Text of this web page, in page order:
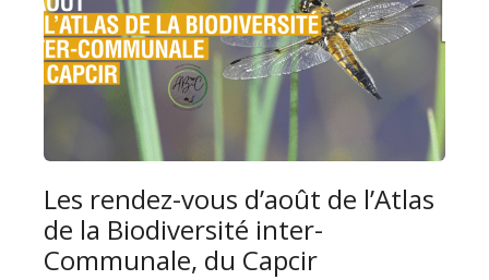
Les rendez-vous d’août de l’Atlas
de la Biodiversité inter-
Communale, du Capcir